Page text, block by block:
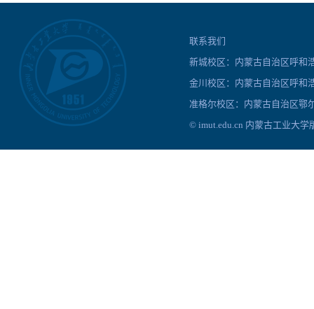
联系我们
新城校区：内蒙古自治区呼
金川校区：内蒙古自治区呼
准格尔校区：内蒙古自治区
© imut.edu.cn 内蒙古工业大